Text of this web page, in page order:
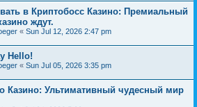
в Криптобосс Казино: Премиальный
ждут.
« Sun Jul 12, 2026 2:47 pm
Hello!
« Sun Jul 05, 2026 3:35 pm
Казино: Ультимативный чудесный мир